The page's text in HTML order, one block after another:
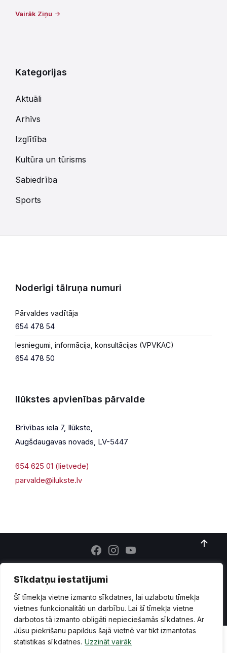
Sīkdatņu iestatījumi
Šī tīmekļa vietne izmanto sīkdatnes, lai uzlabotu tīmekļa
vietnes funkcionalitāti un darbību. Lai šī tīmekļa vietne
darbotos tā izmanto obligāti nepieciešamās sīkdatnes. Ar
Jūsu piekrišanu papildus šajā vietnē var tikt izmantotas
statistikas sīkdatnes. Uzzināt vairāk
Vairāk Ziņu
Kategorijas
Aktuāli
Arhīvs
Izglītība
Kultūra un tūrisms
Sabiedrība
Sports
Noderīgi tālruņa numuri
Pārvaldes vadītāja
654 478 54
Iesniegumi, informācija, konsultācijas (VPVKAC)
654 478 50
Ilūkstes apvienības pārvalde
Brīvības iela 7, Ilūkste,
Augšdaugavas novads, LV-5447
654 625 01 (lietvede)
parvalde@ilukste.lv
Vecā mājaslapas versija
© 2026 Ilūkste, publicētā satura visas tiesības aizsargātas.